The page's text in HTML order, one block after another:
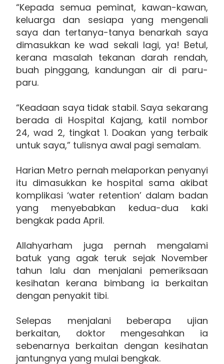
“Kepada semua peminat, kawan-kawan,
keluarga dan sesiapa yang mengenali
saya dan tertanya-tanya benarkah saya
dimasukkan ke wad sekali lagi, ya! Betul,
kerana masalah tekanan darah rendah,
buah pinggang, kandungan air di paru-
paru.
“Keadaan saya tidak stabil. Saya sekarang
berada di Hospital Kajang, katil nombor
24, wad 2, tingkat 1. Doakan yang terbaik
untuk saya,” tulisnya awal pagi semalam.
Harian Metro pernah melaporkan penyanyi
itu dimasukkan ke hospital sama akibat
komplikasi ‘water retention’ dalam badan
yang menyebabkan kedua-dua kaki
bengkak pada April.
Allahyarham juga pernah mengalami
batuk yang agak teruk sejak November
tahun lalu dan menjalani pemeriksaan
kesihatan kerana bimbang ia berkaitan
dengan penyakit tibi.
Selepas menjalani beberapa ujian
berkaitan, doktor mengesahkan ia
sebenarnya berkaitan dengan kesihatan
jantungnya yang mulai bengkak.